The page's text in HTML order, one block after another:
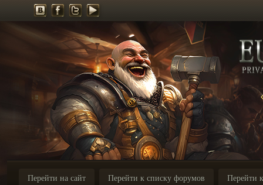
Перейти на сайт Перейти к списку форумов Перейти